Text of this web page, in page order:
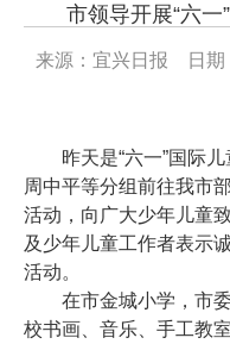
市领导开展“六
来源：宜兴日报 日期
昨天是“六一”国际儿
周中平等分组前往我市
活动，向广大少年儿童
及少年儿童工作者表示
活动。
在市金城小学，市委
校书画、音乐、手工教